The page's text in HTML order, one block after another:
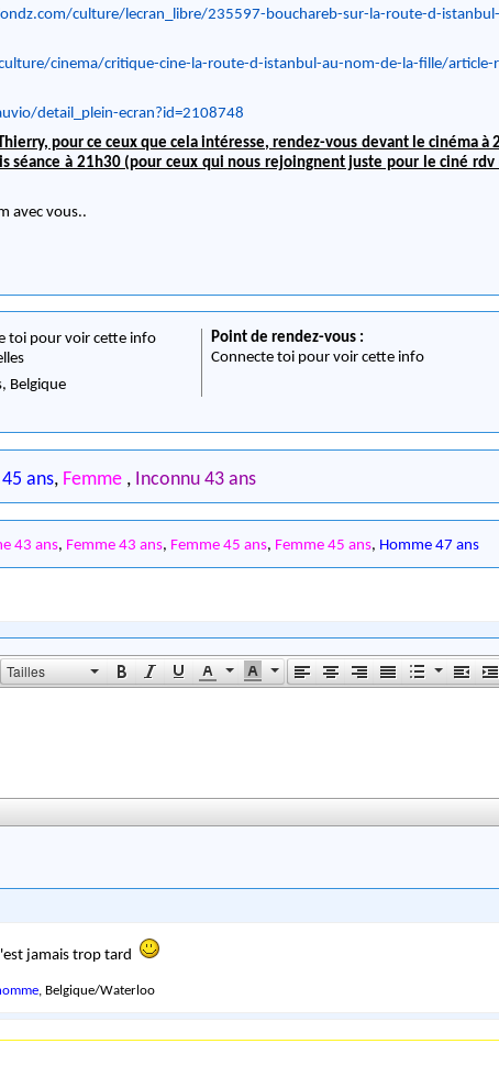
culture/lecran_libre/235597-bouchareb-sur-la-route-d-
cinema/critique-cine-la-route-d-istanbul-au-nom-de-la-fille/article-
detail_plein-ecran?id=2108748
pour ce ceux que cela intéresse, rendez-vous devant le cinéma à
séance à 21h30 (pour ceux qui nous rejoingnent juste pour le ciné rdv
avec vous..
toi pour voir cette info
Belgique
Point de rendez-vous :
Connecte toi pour voir cette info
ans, Femme , Inconnu 43 ans
43 ans, Femme 43 ans, Femme 45 ans, Femme 45 ans, Homme 47 ans
Tailles
jamais trop tard
, Belgique/Waterloo